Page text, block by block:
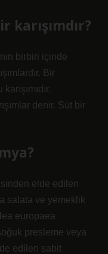
karışımdır?
birbiri içinde
Bir
denir. Süt bir
elde edilen
salata ve yemeklik
europaea
presleme veya
edilen sabit